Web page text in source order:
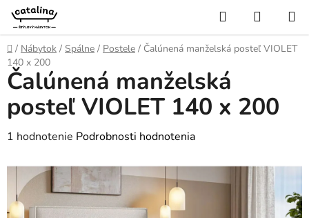
Prejsť
obsah
Hľadať
KOŠÍK
Domov
/ Nábytok / Spálne / Postele / Čalúnená manželská posteľ VIOLET
140 x 200
Čalúnená manželská
posteľ VIOLET 140 x 200
Priemerné
produktu
5,0
1 hodnotenie Podrobnosti hodnotenia